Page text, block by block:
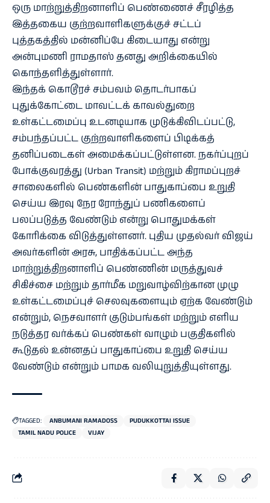
ஒரு மாற்றுத்திறனாளிப் பெண்ணைச் சீரழித்த
இத்தகைய குற்றவாளிகளுக்குச் சட்டப்
புத்தகத்தில் மன்னிப்பே கிடையாது என்று
அன்புமணி ராமதாஸ் தனது அறிக்கையில்
கொந்தளித்துள்ளார்.
இந்தக் கொடூரச் சம்பவம் தொடர்பாகப்
புதுக்கோட்டை மாவட்டக் காவல்துறை
உள்கட்டமைப்பு உடனடியாக முடுக்கிவிடப்பட்டு,
சம்பந்தப்பட்ட குற்றவாளிகளைப் பிடிக்கத்
தனிப்படைகள் அமைக்கப்பட்டுள்ளன. நகர்ப்புறப்
போக்குவரத்து (Urban Transit) மற்றும் கிராமப்புறச்
சாலைகளில் பெண்களின் பாதுகாப்பை உறுதி
செய்ய இரவு நேர ரோந்துப் பணிகளைப்
பலப்படுத்த வேண்டும் என்று பொதுமக்கள்
கோரிக்கை விடுத்துள்ளனர். புதிய முதல்வர் விஜய்
அவர்களின் அரசு, பாதிக்கப்பட்ட அந்த
மாற்றுத்திறனாளிப் பெண்ணின் மருத்துவச்
சிகிச்சை மற்றும் தார்மீக மறுவாழ்விற்கான முழு
உள்கட்டமைப்புச் செலவுகளையும் ஏற்க வேண்டும்
என்றும், நெசவாளர் குடும்பங்கள் மற்றும் எளிய
நடுத்தர வர்க்கப் பெண்கள் வாழும் பகுதிகளில்
கூடுதல் உன்னதப் பாதுகாப்பை உறுதி செய்ய
வேண்டும் என்றும் பாமக வலியுறுத்தியுள்ளது.
TAGGED: ANBUMANI RAMADOSS
PUDUKKOTTAI ISSUE
TAMIL NADU POLICE
VIJAY